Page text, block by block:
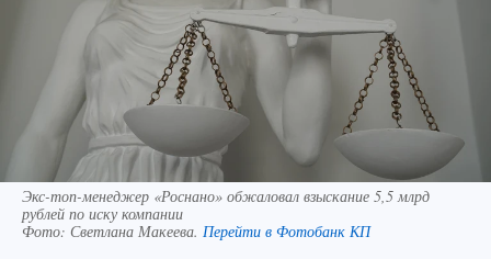
Экс-топ-менеджер «Роснано» обжаловал взыскание 5,5 млрд
рублей по иску компании
Фото: Светлана Макеева. Перейти в Фотобанк КП